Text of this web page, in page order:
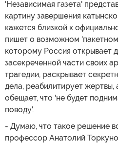
'Независимая газета'
картину завершения
кажется близкой к
пишет о возможном
которому Россия открывает
засекреченной части своих
трагедии, раскрывает
дела, реабилитирует
обещает, что 'не будет
поводу'.
- Думаю, что такое решение
профессор Анатолий